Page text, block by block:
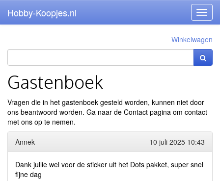
Hobby-Koopjes.nl
Winkelwagen
Gastenboek
Vragen die in het gastenboek gesteld worden, kunnen niet door
ons beantwoord worden. Ga naar de Contact pagina om contact
met ons op te nemen.
Annek 10 juli 2025 10:43
Dank jullie wel voor de sticker uit het Dots pakket, super snel
fijne dag